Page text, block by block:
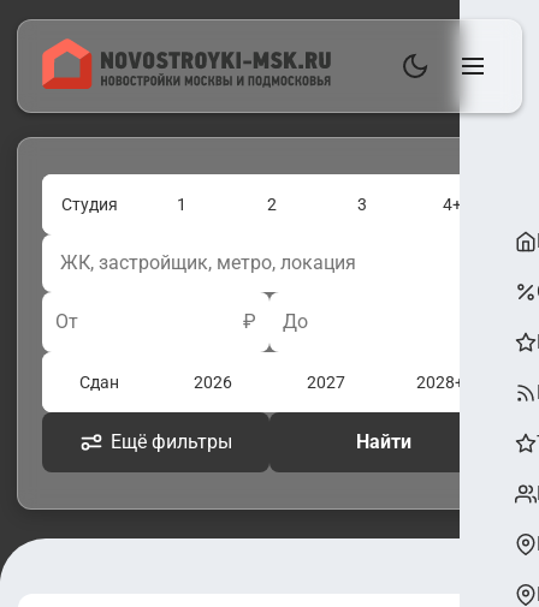
Студия 1 2 3 4+
От ₽ До
Сдан 2026 2027 2028+
Ещё фильтры Найти